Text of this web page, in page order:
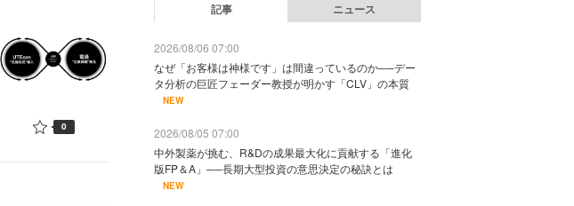
0
記事 ニュース
2026/08/06 07:00
なぜ「お客様は神様です」は間違っているのか──デー
タ分析の巨匠フェーダー教授が明かす「CLV」の本質
NEW
2026/08/05 07:00
中外製薬が挑む、R&Dの成果最大化に貢献する「進化
版FP＆A」──長期大型投資の意思決定の秘訣とは
NEW